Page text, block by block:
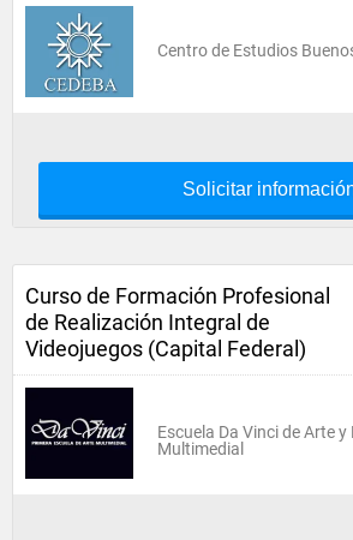
Centro de Estudios
Solicitar
Curso de Formación Profesional
de Realización Integral de
Videojuegos (Capital Federal)
Escuela Da Vinci de Arte y
Multimedial